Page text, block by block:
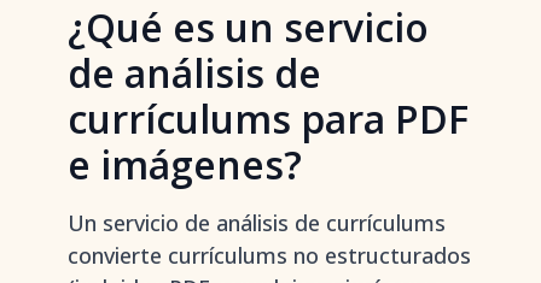
¿Qué es un servicio
de análisis de
currículums para PDF
e imágenes?
Un servicio de análisis de currículums
convierte currículums no estructurados